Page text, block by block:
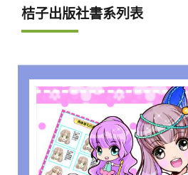
桔子出版社書系列表